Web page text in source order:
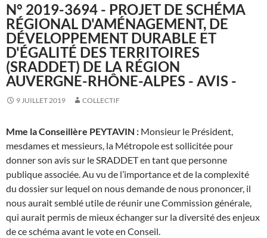
N° 2019-3694 - PROJET DE SCHÉMA
RÉGIONAL D'AMÉNAGEMENT, DE
DÉVELOPPEMENT DURABLE ET
D'ÉGALITÉ DES TERRITOIRES
(SRADDET) DE LA RÉGION
AUVERGNE-RHÔNE-ALPES - AVIS -
9 JUILLET 2019 COLLECTIF
Mme la Conseillère PEYTAVIN : Monsieur le Président,
mesdames et messieurs, la Métropole est sollicitée pour
donner son avis sur le SRADDET en tant que personne
publique associée. Au vu de l’importance et de la complexité
du dossier sur lequel on nous demande de nous prononcer, il
nous aurait semblé utile de réunir une Commission générale,
qui aurait permis de mieux échanger sur la diversité des enjeux
de ce schéma avant le vote en Conseil.